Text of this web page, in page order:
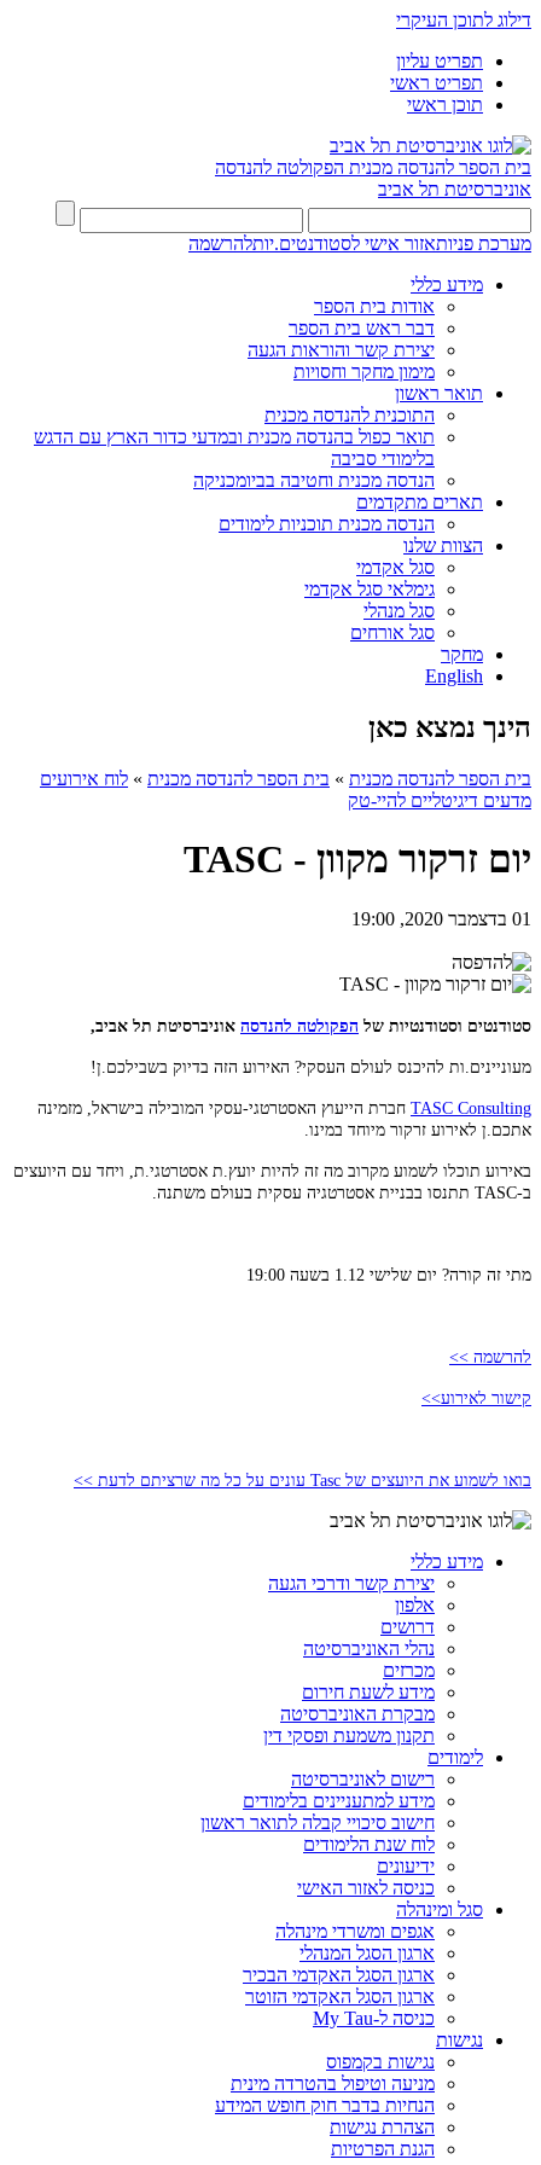
דילוג לתוכן העיקרי
תפריט עליון
תפריט ראשי
תוכן ראשי
בית הספר להנדסה מכנית הפקולטה להנדסה
אוניברסיטת תל אביב
מערכת פניותאזור אישי לסטודנטים.יותלהרשמה
מידע כללי
אודות בית הספר
דבר ראש בית הספר
יצירת קשר והוראות הגעה
מימון מחקר וחסויות
תואר ראשון
התוכנית להנדסה מכנית
תואר כפול בהנדסה מכנית ובמדעי כדור הארץ עם הדגש
בלימודי סביבה
הנדסה מכנית וחטיבה בביומכניקה
תארים מתקדמים
הנדסה מכנית תוכניות לימודים
הצוות שלנו
סגל אקדמי
גימלאי סגל אקדמי
סגל מנהלי
סגל אורחים
מחקר
English
הינך נמצא כאן
בית הספר להנדסה מכנית » בית הספר להנדסה מכנית » לוח אירועים
מדעים דיגיטליים להיי-טק
יום זרקור מקוון - TASC
01 בדצמבר 2020, 19:00
סטודנטים וסטודנטיות של הפקולטה להנדסה אוניברסיטת תל אביב,
מעוניינים.ות להיכנס לעולם העסקי? האירוע הזה בדיוק בשבילכם.ן!
TASC Consulting חברת הייעוץ האסטרטגי-עסקי המובילה בישראל, מזמינה
אתכם.ן לאירוע זרקור מיוחד במינו.
באירוע תוכלו לשמוע מקרוב מה זה להיות יועץ.ת אסטרטגי.ת, ויחד עם היועצים
ב-TASC תתנסו בבניית אסטרטגיה עסקית בעולם משתנה.
מתי זה קורה? יום שלישי 1.12 בשעה 19:00
להרשמה >>
קישור לאירוע>>
בואו לשמוע את היועצים של Tasc עונים על כל מה שרציתם לדעת >>
מידע כללי
יצירת קשר ודרכי הגעה
אלפון
דרושים
נהלי האוניברסיטה
מכרזים
מידע לשעת חירום
מבקרת האוניברסיטה
תקנון משמעת ופסקי דין
לימודים
רישום לאוניברסיטה
מידע למתעניינים בלימודים
חישוב סיכויי קבלה לתואר ראשון
לוח שנת הלימודים
ידיעונים
כניסה לאזור האישי
סגל ומינהלה
אגפים ומשרדי מינהלה
ארגון הסגל המנהלי
ארגון הסגל האקדמי הבכיר
ארגון הסגל האקדמי הזוטר
כניסה ל-My Tau
נגישות
נגישות בקמפוס
מניעה וטיפול בהטרדה מינית
הנחיות בדבר חוק חופש המידע
הצהרת נגישות
הגנת הפרטיות